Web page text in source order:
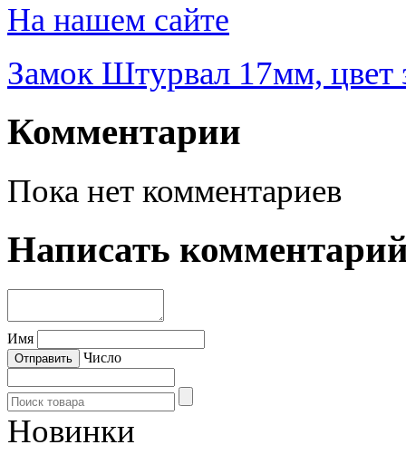
На нашем сайте
Замок Штурвал 17мм, цвет
Комментарии
Пока нет комментариев
Написать
Имя
Число
Новинки